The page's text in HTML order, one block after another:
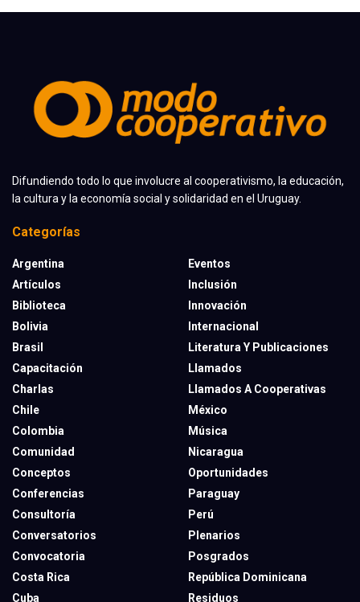
Difundiendo todo lo que involucre al cooperativismo, la educación,
la cultura y la economía social y solidaridad en el Uruguay.
Categorías
Argentina
Artículos
Biblioteca
Bolivia
Brasil
Capacitación
Charlas
Chile
Colombia
Comunidad
Conceptos
Conferencias
Consultoría
Conversatorios
Convocatoria
Costa Rica
Cuba
Eventos
Inclusión
Innovación
Internacional
Literatura Y Publicaciones
Llamados
Llamados A Cooperativas
México
Música
Nicaragua
Oportunidades
Paraguay
Perú
Plenarios
Posgrados
República Dominicana
Residuos